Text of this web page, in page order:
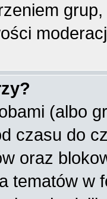
(albo
czasu do
oraz
tematów w